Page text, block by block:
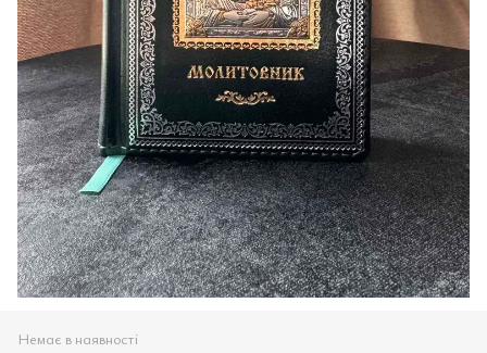
Немає в наявності